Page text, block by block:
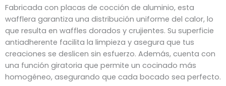
Fabricada con placas de cocción de aluminio, esta
wafflera garantiza una distribución uniforme del calor, lo
que resulta en waffles dorados y crujientes. Su superficie
antiadherente facilita la limpieza y asegura que tus
creaciones se deslicen sin esfuerzo. Además, cuenta con
una función giratoria que permite un cocinado más
homogéneo, asegurando que cada bocado sea perfecto.